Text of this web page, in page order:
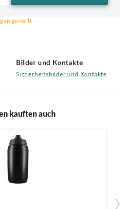
gestellt.
Bilder und Kontakte
Sicherheitsbilder und Kontakte
kauften auch